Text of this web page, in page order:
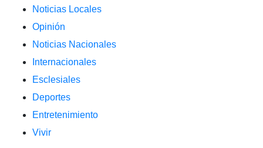
Noticias Locales
Opinión
Noticias Nacionales
Internacionales
Esclesiales
Deportes
Entretenimiento
Vivir